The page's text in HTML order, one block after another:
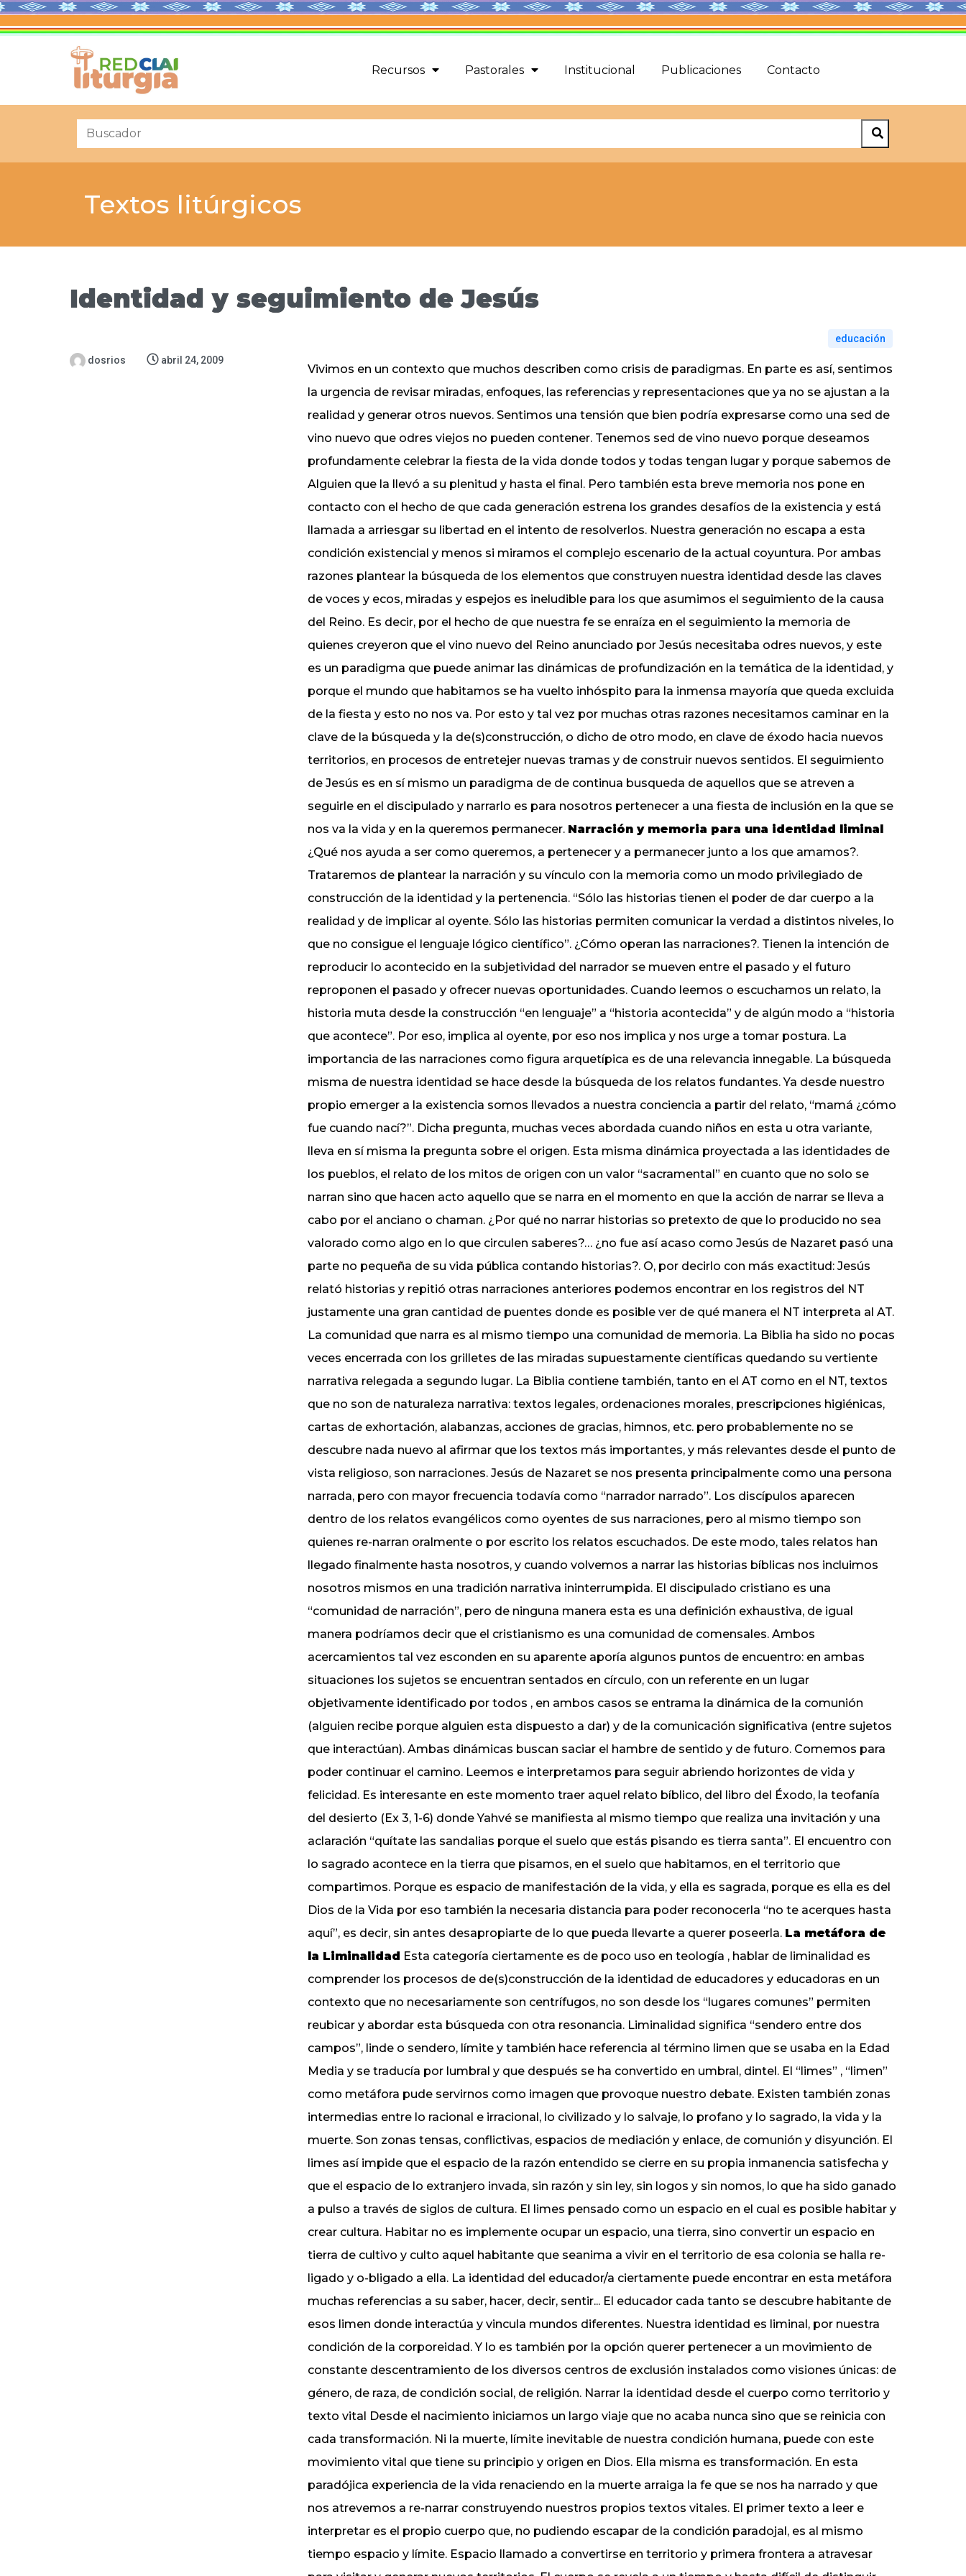
Recursos Pastorales Institucional Publicaciones Contacto
Textos litúrgicos
Identidad y seguimiento de Jesús
dosrios abril 24, 2009
educación
Vivimos en un contexto que muchos describen como crisis de paradigmas. En parte es así, sentimos
la urgencia de revisar miradas, enfoques, las referencias y representaciones que ya no se ajustan a la
realidad y generar otros nuevos. Sentimos una tensión que bien podría expresarse como una sed de
vino nuevo que odres viejos no pueden contener. Tenemos sed de vino nuevo porque deseamos
profundamente celebrar la fiesta de la vida donde todos y todas tengan lugar y porque sabemos de
Alguien que la llevó a su plenitud y hasta el final. Pero también esta breve memoria nos pone en
contacto con el hecho de que cada generación estrena los grandes desafíos de la existencia y está
llamada a arriesgar su libertad en el intento de resolverlos. Nuestra generación no escapa a esta
condición existencial y menos si miramos el complejo escenario de la actual coyuntura. Por ambas
razones plantear la búsqueda de los elementos que construyen nuestra identidad desde las claves
de voces y ecos, miradas y espejos es ineludible para los que asumimos el seguimiento de la causa
del Reino. Es decir, por el hecho de que nuestra fe se enraíza en el seguimiento la memoria de
quienes creyeron que el vino nuevo del Reino anunciado por Jesús necesitaba odres nuevos, y este
es un paradigma que puede animar las dinámicas de profundización en la temática de la identidad, y
porque el mundo que habitamos se ha vuelto inhóspito para la inmensa mayoría que queda excluida
de la fiesta y esto no nos va. Por esto y tal vez por muchas otras razones necesitamos caminar en la
clave de la búsqueda y la de(s)construcción, o dicho de otro modo, en clave de éxodo hacia nuevos
territorios, en procesos de entretejer nuevas tramas y de construir nuevos sentidos. El seguimiento
de Jesús es en sí mismo un paradigma de de continua busqueda de aquellos que se atreven a
seguirle en el discipulado y narrarlo es para nosotros pertenecer a una fiesta de inclusión en la que se
nos va la vida y en la queremos permanecer. Narración y memoria para una identidad liminal
¿Qué nos ayuda a ser como queremos, a pertenecer y a permanecer junto a los que amamos?.
Trataremos de plantear la narración y su vínculo con la memoria como un modo privilegiado de
construcción de la identidad y la pertenencia. “Sólo las historias tienen el poder de dar cuerpo a la
realidad y de implicar al oyente. Sólo las historias permiten comunicar la verdad a distintos niveles, lo
que no consigue el lenguaje lógico científico”. ¿Cómo operan las narraciones?. Tienen la intención de
reproducir lo acontecido en la subjetividad del narrador se mueven entre el pasado y el futuro
reproponen el pasado y ofrecer nuevas oportunidades. Cuando leemos o escuchamos un relato, la
historia muta desde la construcción “en lenguaje” a “historia acontecida” y de algún modo a “historia
que acontece”. Por eso, implica al oyente, por eso nos implica y nos urge a tomar postura. La
importancia de las narraciones como figura arquetípica es de una relevancia innegable. La búsqueda
misma de nuestra identidad se hace desde la búsqueda de los relatos fundantes. Ya desde nuestro
propio emerger a la existencia somos llevados a nuestra conciencia a partir del relato, “mamá ¿cómo
fue cuando nací?”. Dicha pregunta, muchas veces abordada cuando niños en esta u otra variante,
lleva en sí misma la pregunta sobre el origen. Esta misma dinámica proyectada a las identidades de
los pueblos, el relato de los mitos de origen con un valor “sacramental” en cuanto que no solo se
narran sino que hacen acto aquello que se narra en el momento en que la acción de narrar se lleva a
cabo por el anciano o chaman. ¿Por qué no narrar historias so pretexto de que lo producido no sea
valorado como algo en lo que circulen saberes?… ¿no fue así acaso como Jesús de Nazaret pasó una
parte no pequeña de su vida pública contando historias?. O, por decirlo con más exactitud: Jesús
relató historias y repitió otras narraciones anteriores podemos encontrar en los registros del NT
justamente una gran cantidad de puentes donde es posible ver de qué manera el NT interpreta al AT.
La comunidad que narra es al mismo tiempo una comunidad de memoria. La Biblia ha sido no pocas
veces encerrada con los grilletes de las miradas supuestamente científicas quedando su vertiente
narrativa relegada a segundo lugar. La Biblia contiene también, tanto en el AT como en el NT, textos
que no son de naturaleza narrativa: textos legales, ordenaciones morales, prescripciones higiénicas,
cartas de exhortación, alabanzas, acciones de gracias, himnos, etc. pero probablemente no se
descubre nada nuevo al afirmar que los textos más importantes, y más relevantes desde el punto de
vista religioso, son narraciones. Jesús de Nazaret se nos presenta principalmente como una persona
narrada, pero con mayor frecuencia todavía como “narrador narrado”. Los discípulos aparecen
dentro de los relatos evangélicos como oyentes de sus narraciones, pero al mismo tiempo son
quienes re-narran oralmente o por escrito los relatos escuchados. De este modo, tales relatos han
llegado finalmente hasta nosotros, y cuando volvemos a narrar las historias bíblicas nos incluimos
nosotros mismos en una tradición narrativa ininterrumpida. El discipulado cristiano es una
“comunidad de narración”, pero de ninguna manera esta es una definición exhaustiva, de igual
manera podríamos decir que el cristianismo es una comunidad de comensales. Ambos
acercamientos tal vez esconden en su aparente aporía algunos puntos de encuentro: en ambas
situaciones los sujetos se encuentran sentados en círculo, con un referente en un lugar
objetivamente identificado por todos , en ambos casos se entrama la dinámica de la comunión
(alguien recibe porque alguien esta dispuesto a dar) y de la comunicación significativa (entre sujetos
que interactúan). Ambas dinámicas buscan saciar el hambre de sentido y de futuro. Comemos para
poder continuar el camino. Leemos e interpretamos para seguir abriendo horizontes de vida y
felicidad. Es interesante en este momento traer aquel relato bíblico, del libro del Éxodo, la teofanía
del desierto (Ex 3, 1-6) donde Yahvé se manifiesta al mismo tiempo que realiza una invitación y una
aclaración “quítate las sandalias porque el suelo que estás pisando es tierra santa”. El encuentro con
lo sagrado acontece en la tierra que pisamos, en el suelo que habitamos, en el territorio que
compartimos. Porque es espacio de manifestación de la vida, y ella es sagrada, porque es ella es del
Dios de la Vida por eso también la necesaria distancia para poder reconocerla “no te acerques hasta
aquí”, es decir, sin antes desapropiarte de lo que pueda llevarte a querer poseerla. La metáfora de
la Liminalidad Esta categoría ciertamente es de poco uso en teología , hablar de liminalidad es
comprender los procesos de de(s)construcción de la identidad de educadores y educadoras en un
contexto que no necesariamente son centrífugos, no son desde los “lugares comunes” permiten
reubicar y abordar esta búsqueda con otra resonancia. Liminalidad significa “sendero entre dos
campos”, linde o sendero, límite y también hace referencia al término limen que se usaba en la Edad
Media y se traducía por lumbral y que después se ha convertido en umbral, dintel. El “limes” , “limen”
como metáfora pude servirnos como imagen que provoque nuestro debate. Existen también zonas
intermedias entre lo racional e irracional, lo civilizado y lo salvaje, lo profano y lo sagrado, la vida y la
muerte. Son zonas tensas, conflictivas, espacios de mediación y enlace, de comunión y disyunción. El
limes así impide que el espacio de la razón entendido se cierre en su propia inmanencia satisfecha y
que el espacio de lo extranjero invada, sin razón y sin ley, sin logos y sin nomos, lo que ha sido ganado
a pulso a través de siglos de cultura. El limes pensado como un espacio en el cual es posible habitar y
crear cultura. Habitar no es implemente ocupar un espacio, una tierra, sino convertir un espacio en
tierra de cultivo y culto aquel habitante que seanima a vivir en el territorio de esa colonia se halla re-
ligado y o-bligado a ella. La identidad del educador/a ciertamente puede encontrar en esta metáfora
muchas referencias a su saber, hacer, decir, sentir... El educador cada tanto se descubre habitante de
esos limen donde interactúa y vincula mundos diferentes. Nuestra identidad es liminal, por nuestra
condición de la corporeidad. Y lo es también por la opción querer pertenecer a un movimiento de
constante descentramiento de los diversos centros de exclusión instalados como visiones únicas: de
género, de raza, de condición social, de religión. Narrar la identidad desde el cuerpo como territorio y
texto vital Desde el nacimiento iniciamos un largo viaje que no acaba nunca sino que se reinicia con
cada transformación. Ni la muerte, límite inevitable de nuestra condición humana, puede con este
movimiento vital que tiene su principio y origen en Dios. Ella misma es transformación. En esta
paradójica experiencia de la vida renaciendo en la muerte arraiga la fe que se nos ha narrado y que
nos atrevemos a re-narrar construyendo nuestros propios textos vitales. El primer texto a leer e
interpretar es el propio cuerpo que, no pudiendo escapar de la condición paradojal, es al mismo
tiempo espacio y límite. Espacio llamado a convertirse en territorio y primera frontera a atravesar